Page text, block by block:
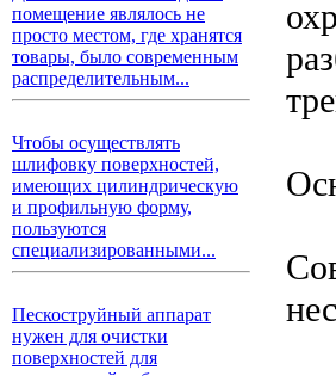
помещение являлось не
просто местом, где хранятся
товары, было современным
распределительным...
Чтобы осуществлять
шлифовку поверхностей,
имеющих цилиндрическую
и профильную форму,
пользуются
специализированными...
Пескоструйный аппарат
нужен для очистки
поверхностей для